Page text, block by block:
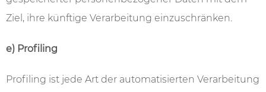
Ziel, ihre künftige Verarbeitung einzuschränken.
e) Profiling
Profiling ist jede Art der automatisierten Verarbeitung